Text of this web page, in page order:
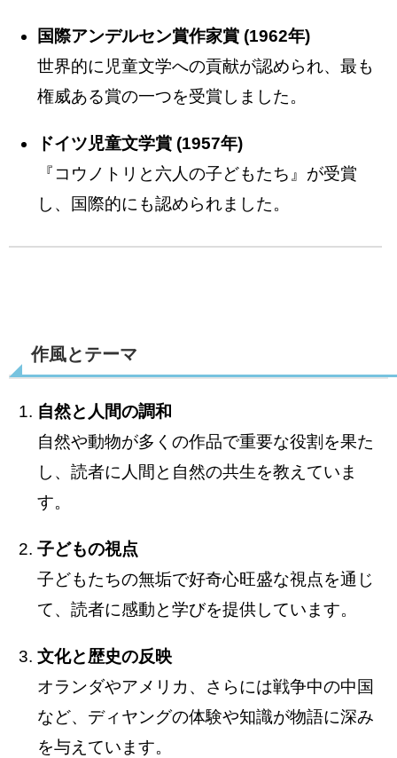
国際アンデルセン賞作家賞 (1962年)
世界的に児童文学への貢献が認められ、最も
権威ある賞の一つを受賞しました。
ドイツ児童文学賞 (1957年)
『コウノトリと六人の子どもたち』が受賞
し、国際的にも認められました。
作風とテーマ
自然と人間の調和
自然や動物が多くの作品で重要な役割を果た
し、読者に人間と自然の共生を教えていま
す。
子どもの視点
子どもたちの無垢で好奇心旺盛な視点を通じ
て、読者に感動と学びを提供しています。
文化と歴史の反映
オランダやアメリカ、さらには戦争中の中国
など、ディヤングの体験や知識が物語に深み
を与えています。